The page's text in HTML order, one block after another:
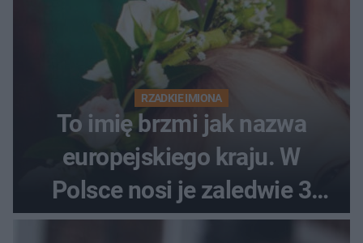
RZADKIE IMIONA
To imię brzmi jak nazwa
europejskiego kraju. W
Polsce nosi je zaledwie 3
kobiety